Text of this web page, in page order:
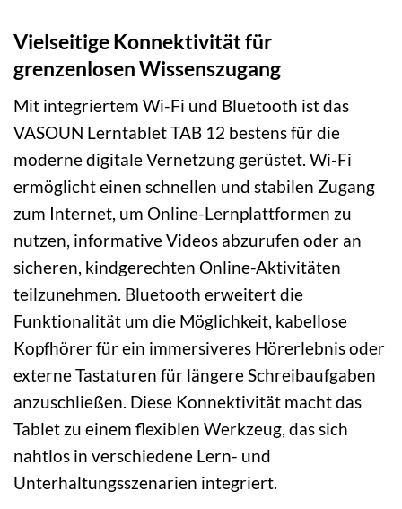
Vielseitige Konnektivität für
grenzenlosen Wissenszugang
Mit integriertem Wi-Fi und Bluetooth ist das
VASOUN Lerntablet TAB 12 bestens für die
moderne digitale Vernetzung gerüstet. Wi-Fi
ermöglicht einen schnellen und stabilen Zugang
zum Internet, um Online-Lernplattformen zu
nutzen, informative Videos abzurufen oder an
sicheren, kindgerechten Online-Aktivitäten
teilzunehmen. Bluetooth erweitert die
Funktionalität um die Möglichkeit, kabellose
Kopfhörer für ein immersiveres Hörerlebnis oder
externe Tastaturen für längere Schreibaufgaben
anzuschließen. Diese Konnektivität macht das
Tablet zu einem flexiblen Werkzeug, das sich
nahtlos in verschiedene Lern- und
Unterhaltungsszenarien integriert.